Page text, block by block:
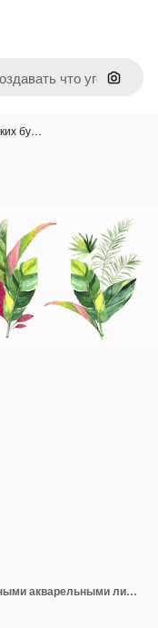
Поиск
бу…
Набор тропических букетов с зелеными акварельными листьями для украшения свадьбы и церемонии